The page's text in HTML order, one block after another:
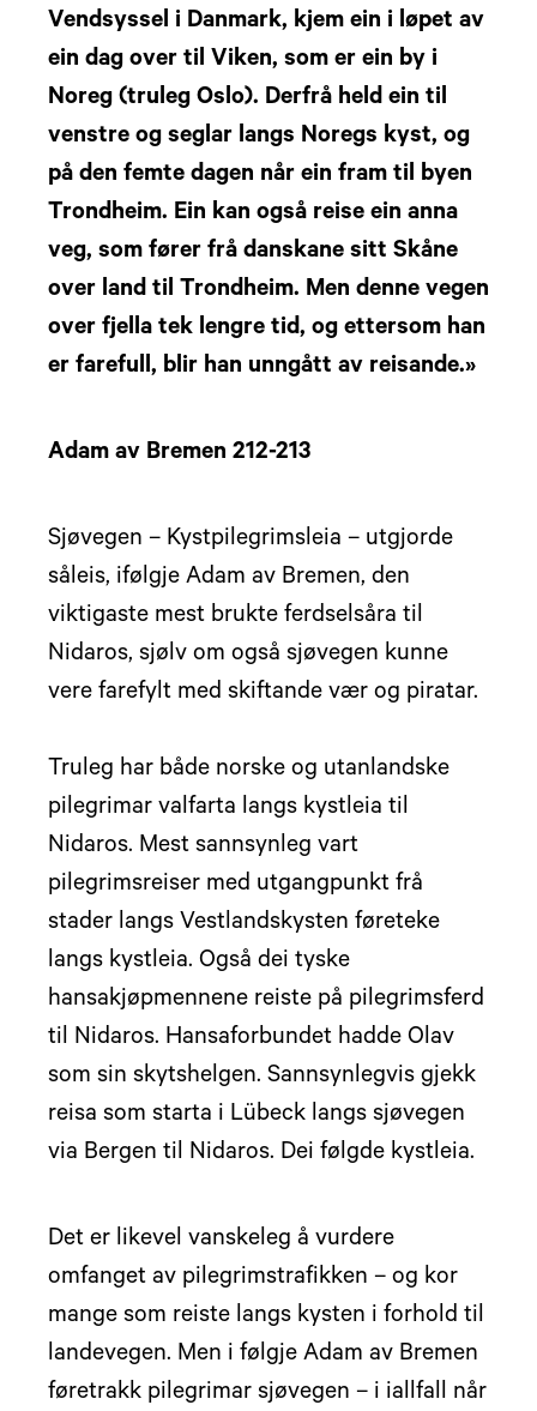
Vendsyssel i Danmark, kjem ein i løpet av
ein dag over til Viken, som er ein by i
Noreg (truleg Oslo). Derfrå held ein til
venstre og seglar langs Noregs kyst, og
på den femte dagen når ein fram til byen
Trondheim. Ein kan også reise ein anna
veg, som fører frå danskane sitt Skåne
over land til Trondheim. Men denne vegen
over fjella tek lengre tid, og ettersom han
er farefull, blir han unngått av reisande.»
Adam av Bremen 212-213
Sjøvegen – Kystpilegrimsleia – utgjorde
såleis, ifølgje Adam av Bremen, den
viktigaste mest brukte ferdselsåra til
Nidaros, sjølv om også sjøvegen kunne
vere farefylt med skiftande vær og piratar.
Truleg har både norske og utanlandske
pilegrimar valfarta langs kystleia til
Nidaros. Mest sannsynleg vart
pilegrimsreiser med utgangpunkt frå
stader langs Vestlandskysten føreteke
langs kystleia. Også dei tyske
hansakjøpmennene reiste på pilegrimsferd
til Nidaros. Hansaforbundet hadde Olav
som sin skytshelgen. Sannsynlegvis gjekk
reisa som starta i Lübeck langs sjøvegen
via Bergen til Nidaros. Dei følgde kystleia.
Det er likevel vanskeleg å vurdere
omfanget av pilegrimstrafikken – og kor
mange som reiste langs kysten i forhold til
landevegen. Men i følgje Adam av Bremen
føretrakk pilegrimar sjøvegen – i iallfall når